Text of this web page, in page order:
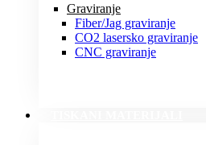
Graviranje
Fiber/Jag graviranje
CO2 lasersko graviranje
CNC graviranje